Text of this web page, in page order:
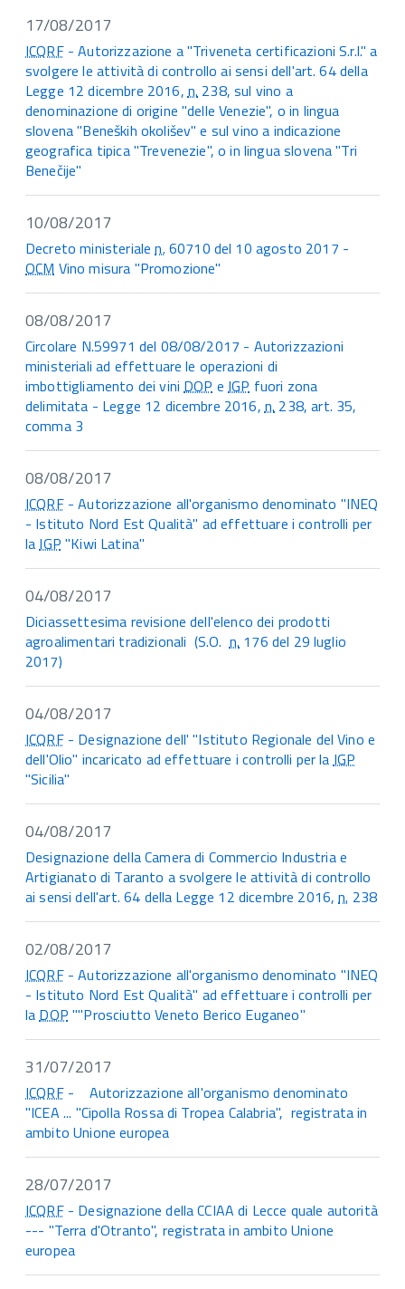
17/08/2017
ICQRF- Autorizzazione a "Triveneta certificazioni S.r.l." a
svolgere le attività di controllo ai sensi dell'art. 64 della
Legge 12 dicembre 2016,n. 238, sul vino a
denominazione di origine "delle Venezie", o in lingua
slovena "Beneških okolišev" e sul vino a indicazione
geografica tipica "Trevenezie", o in lingua slovena "Tri
Benečije"
10/08/2017
Decreto ministerialen. 60710 del 10 agosto 2017 -
OCM Vino misura "Promozione"
08/08/2017
Circolare N.59971 del 08/08/2017 - Autorizzazioni
ministeriali ad effettuare le operazioni di
imbottigliamento dei viniDOP eIGP fuori zona
delimitata - Legge 12 dicembre 2016,n. 238, art. 35,
comma 3
08/08/2017
ICQRF- Autorizzazione all'organismo denominato "INEQ
- Istituto Nord Est Qualità" ad effettuare i controlli per
laIGP "Kiwi Latina"
04/08/2017
Diciassettesima revisione dell'elenco dei prodotti
agroalimentari tradizionali (S.O.n. 176 del 29 luglio
2017)
04/08/2017
ICQRF- Designazione dell' "Istituto Regionale del Vino e
dell'Olio" incaricato ad effettuare i controlli per laIGP
"Sicilia"
04/08/2017
Designazione della Camera di Commercio Industria e
Artigianato di Taranto a svolgere le attività di controllo
ai sensi dell'art. 64 della Legge 12 dicembre 2016,n. 238
02/08/2017
ICQRF- Autorizzazione all'organismo denominato "INEQ
- Istituto Nord Est Qualità" ad effettuare i controlli per
laDOP ""Prosciutto Veneto Berico Euganeo"
31/07/2017
ICQRF- Autorizzazione all'organismo denominato
"ICEA ... "Cipolla Rossa di Tropea Calabria", registrata in
ambito Unione europea
28/07/2017
ICQRF- Designazione della CCIAA di Lecce quale autorità
--- "Terra d'Otranto", registrata in ambito Unione
europea